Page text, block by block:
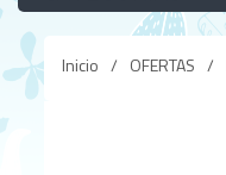
Inicio / OFERTAS /